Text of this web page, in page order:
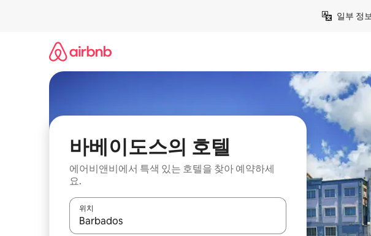
일부 정
바베이도스의 호텔
에어비앤비에서 특색 있는 호텔을 찾아 예약하세
요.
위치
결과가 나오면 위·아래 화살표 키를 사용하거나 터치 또는 스와이프 동작으로